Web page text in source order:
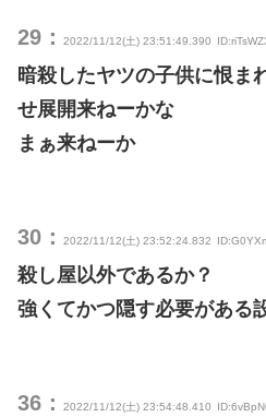
29： 2022/11/12(土) 23:51:49.390
暗殺したヤツの子供に恨ま
せ展開来ねーかな
まぁ来ねーか
30： 2022/11/12(土) 23:52:24.832
殺し屋以外であるか？
強くてかつ隠す必要がある
36： 2022/11/12(土) 23:54:48.410